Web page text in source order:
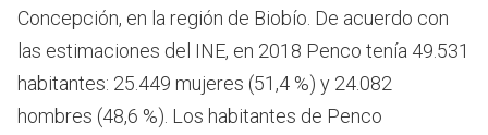
Concepción, en la región de Biobío. De acuerdo con
las estimaciones del INE, en 2018 Penco tenía 49.531
habitantes: 25.449 mujeres (51,4 %) y 24.082
hombres (48,6 %). Los habitantes de Penco